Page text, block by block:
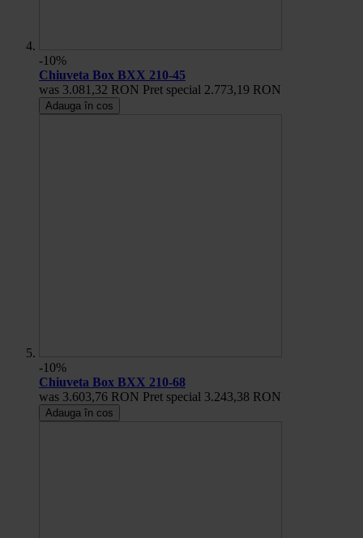
-10%
Chiuveta Box BXX 210-45
was 3.081,32 RON Pret special 2.773,19 RON
Adauga în cos
-10%
Chiuveta Box BXX 210-68
was 3.603,76 RON Pret special 3.243,38 RON
Adauga în cos